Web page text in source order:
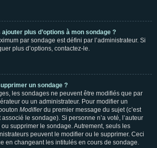
plus d’options à mon sondage ?
par sondage est défini par l’administrateur. Si
plus d’options, contactez-le.
un sondage ?
les sondages ne peuvent être modifiés que par
ou un administrateur. Pour modifier un
Modifierdu premier message du sujet (c’est
le sondage). Si personne n’a voté, l’auteur
supprimer le sondage. Autrement, seuls les
peuvent le modifier ou le supprimer. Ceci
en changeant les intitulés en cours de sondage.